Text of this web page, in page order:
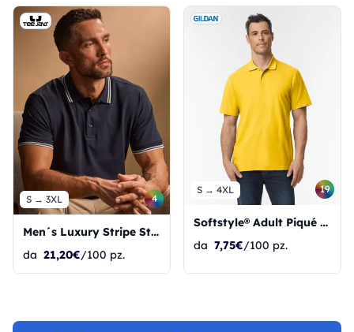
S → 3XL 4
Men´s Luxury Stripe Stretch Polo
da 21,20€/100 pz.
S → 4XL 19
Softstyle® Adult Piqué Polo
da 7,75€/100 pz.